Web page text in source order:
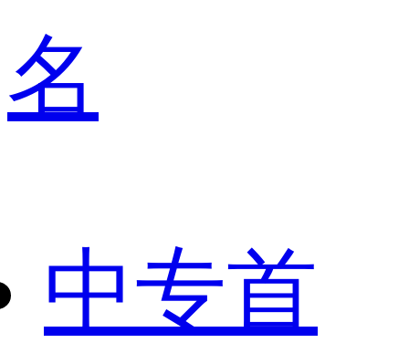
名
中专首